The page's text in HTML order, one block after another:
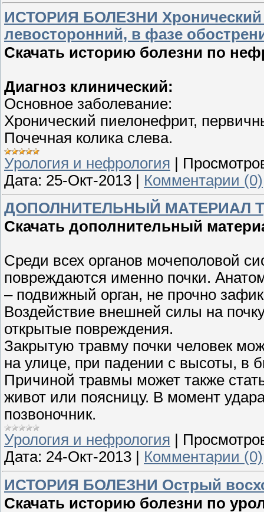
ИСТОРИЯ БОЛЕЗНИ Хронический
левосторонний, в фазе
Скачать историю болезни по
Диагноз клинический:
Основное заболевание:
Хронический пиелонефрит,
Почечная колика слева.
Урология и нефрология |
Дата: 25-Окт-2013 | Комментарии (0)
ДОПОЛНИТЕЛЬНЫЙ МАТЕРИАЛ
Скачать дополнительный
Среди всех органов мочеполовой
повреждаются именно почки.
– подвижный орган, не прочно
Воздействие внешней силы на
открытые повреждения.
Закрытую травму почки человек
на улице, при падении с высоты, в
Причиной травмы может также
живот или поясницу. В момент
позвоночник.
Урология и нефрология
Дата: 24-Окт-2013
Комментарии (0)
ИСТОРИЯ БОЛЕЗНИ Острый
Скачать историю болезни по